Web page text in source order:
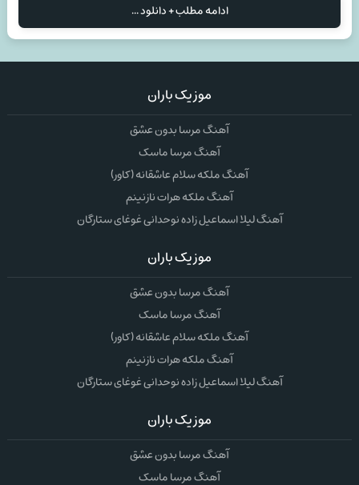
ادامه مطلب + دانلود ...
موزیک باران
آهنگ مرسا بدون عشق
آهنگ مرسا ماسک
آهنگ ملکه سلام عاشقانه (کاور)
آهنگ ملکه هرات نازنینم
آهنگ لیلا اسماعیل زاده نوحدانی غوغای ستارگان
موزیک باران
آهنگ مرسا بدون عشق
آهنگ مرسا ماسک
آهنگ ملکه سلام عاشقانه (کاور)
آهنگ ملکه هرات نازنینم
آهنگ لیلا اسماعیل زاده نوحدانی غوغای ستارگان
موزیک باران
آهنگ مرسا بدون عشق
آهنگ مرسا ماسک